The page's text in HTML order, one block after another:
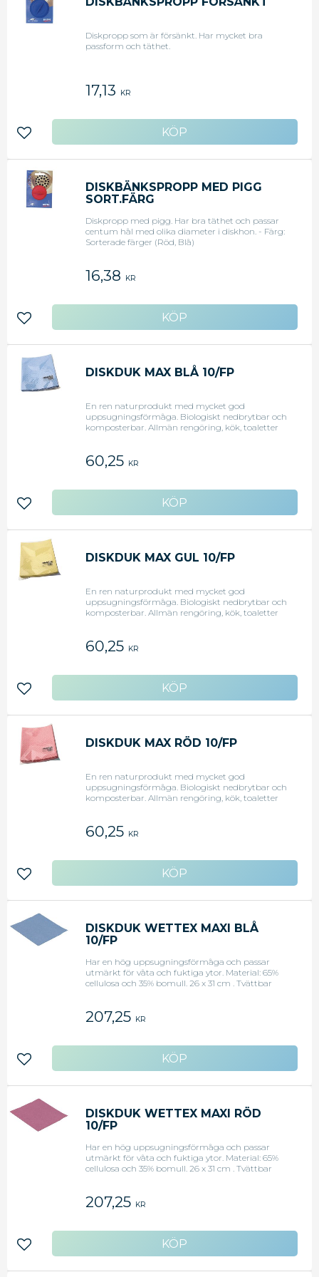
Diskpropp som är försänkt. Har mycket bra
passform och täthet.
17,13 KR
Lägg till i favoriter
DISKBÄNKSPROPP MED PIGG
SORT.FÄRG
Diskpropp med pigg. Har bra täthet och passar
centum hål med olika diameter i diskhon. - Färg:
Sorterade färger (Röd, Blå)
16,38 KR
Lägg till i favoriter
DISKDUK MAX BLÅ 10/FP
En ren naturprodukt med mycket god
uppsugningsförmåga. Biologiskt nedbrytbar och
komposterbar. Allmän rengöring, kök, toaletter
60,25 KR
Lägg till i favoriter
DISKDUK MAX GUL 10/FP
En ren naturprodukt med mycket god
uppsugningsförmåga. Biologiskt nedbrytbar och
komposterbar. Allmän rengöring, kök, toaletter
60,25 KR
Lägg till i favoriter
DISKDUK MAX RÖD 10/FP
En ren naturprodukt med mycket god
uppsugningsförmåga. Biologiskt nedbrytbar och
komposterbar. Allmän rengöring, kök, toaletter
60,25 KR
Lägg till i favoriter
DISKDUK WETTEX MAXI BLÅ
10/FP
Har en hög uppsugningsförmåga och passar
utmärkt för våta och fuktiga ytor. Material: 65%
cellulosa och 35% bomull. 26 x 31 cm . Tvättbar
207,25 KR
Lägg till i favoriter
DISKDUK WETTEX MAXI RÖD
10/FP
Har en hög uppsugningsförmåga och passar
utmärkt för våta och fuktiga ytor. Material: 65%
cellulosa och 35% bomull. 26 x 31 cm . Tvättbar
207,25 KR
Lägg till i favoriter